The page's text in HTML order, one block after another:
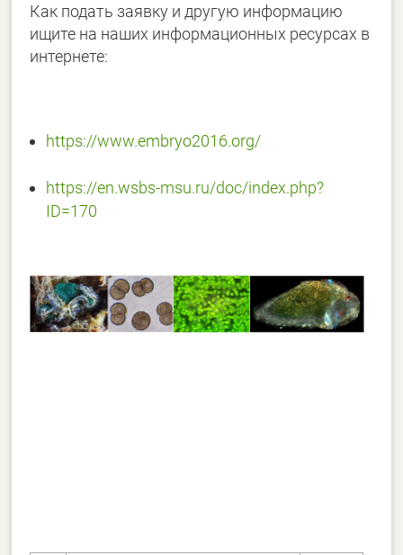
Как подать заявку и другую информацию
ищите на наших информационных ресурсах в
интернете:
https://www.embryo2016.org/
https://en.wsbs-msu.ru/doc/index.php?
ID=170